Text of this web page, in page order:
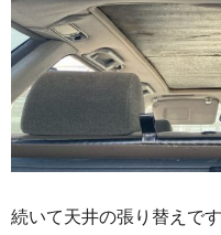
続いて天井の張り替えです